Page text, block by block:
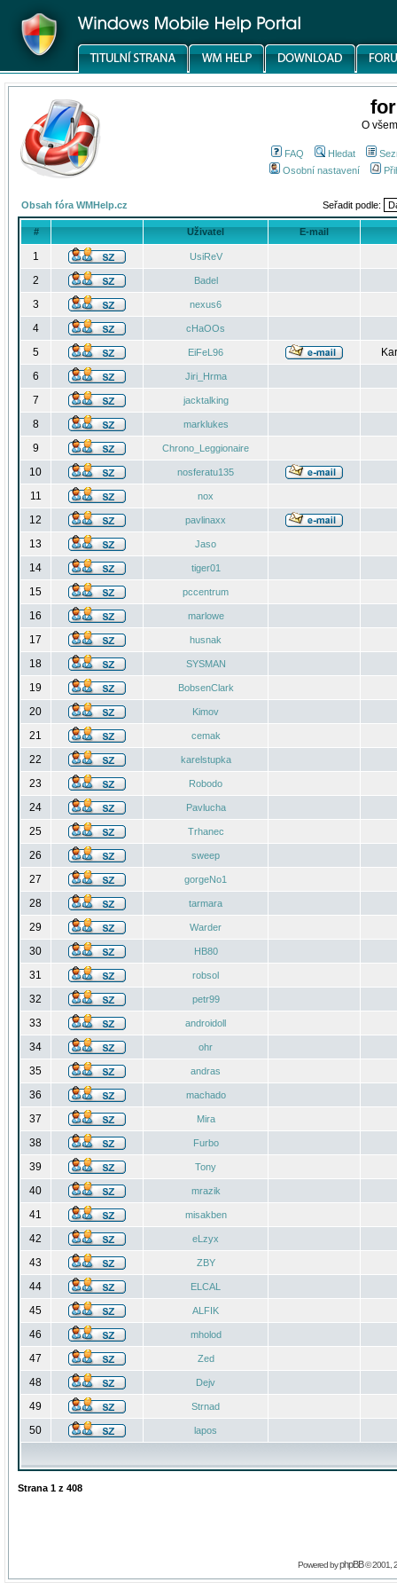
O
FAQ Hledat
Osobní nastavení
Obsah fóra WMHelp.cz Seřadit podle:
# Uživatel E-mail
1 UsiReV
2 Badel
3 nexus6
4 cHaOOs
5 EiFeL96
6
Jiri_Hrma
7 jacktalking
8 marklukes
9 Chrono_Leggionaire
10 nosferatu135
11 nox
12 pavlinaxx
13 Jaso
14 tiger01
15 pccentrum
16 marlowe
17 husnak
18 SYSMAN
19 BobsenClark
20 Kimov
21 cemak
22 karelstupka
23 Robodo
24 Pavlucha
25 Trhanec
26 sweep
27 gorgeNo1
28 tarmara
29 Warder
30 HB80
31 robsol
32 petr99
33 androidoll
34 ohr
35 andras
36 machado
37 Mira
38 Furbo
39 Tony
40 mrazik
41 misakben
42 eLzyx
43 ZBY
44 ELCAL
45 ALFIK
46 mholod
47 Zed
48 Dejv
49 Strnad
50 lapos
Strana 1 z 408
Powered byphpBB© 2001,